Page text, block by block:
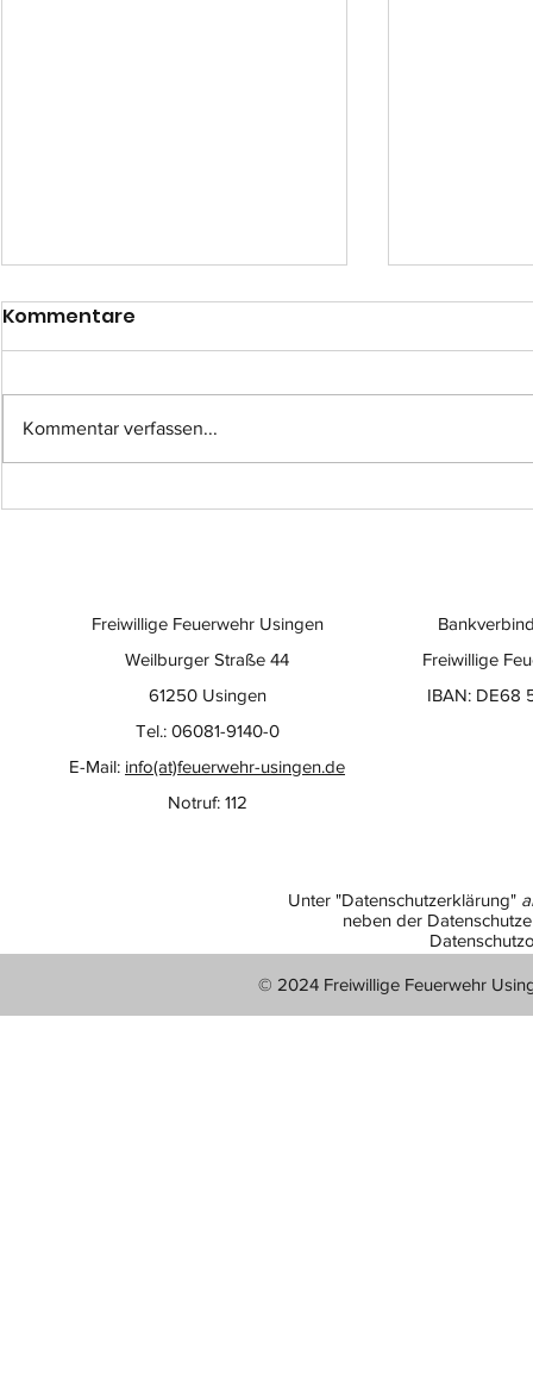
Einsatz-Nr.: 057
Kommentare
Kommentar verfassen...
Freiwillige
IBAN: DE68
Freiwillige Feuerwehr Usingen
Weilburger Straße 44
61250 Usingen
Tel.: 06081-9140-0
E-Mail: info(at)feuerwehr-usingen.de
Notruf: 112
Unter "Datenschutzerklärung"
neben der
© 2024 Freiwillige Feuerwehr